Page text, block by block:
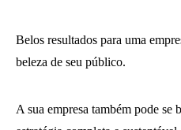
Belos resultados para uma
beleza de seu público.
A sua empresa também pode se